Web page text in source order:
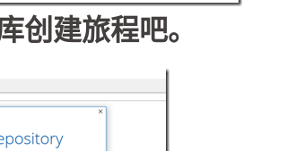
创建旅程吧。